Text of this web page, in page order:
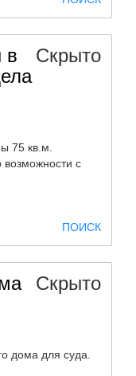
в
Скрыто
75 кв.м.
возможности с
ПОИСК
Скрыто
дома для суда.